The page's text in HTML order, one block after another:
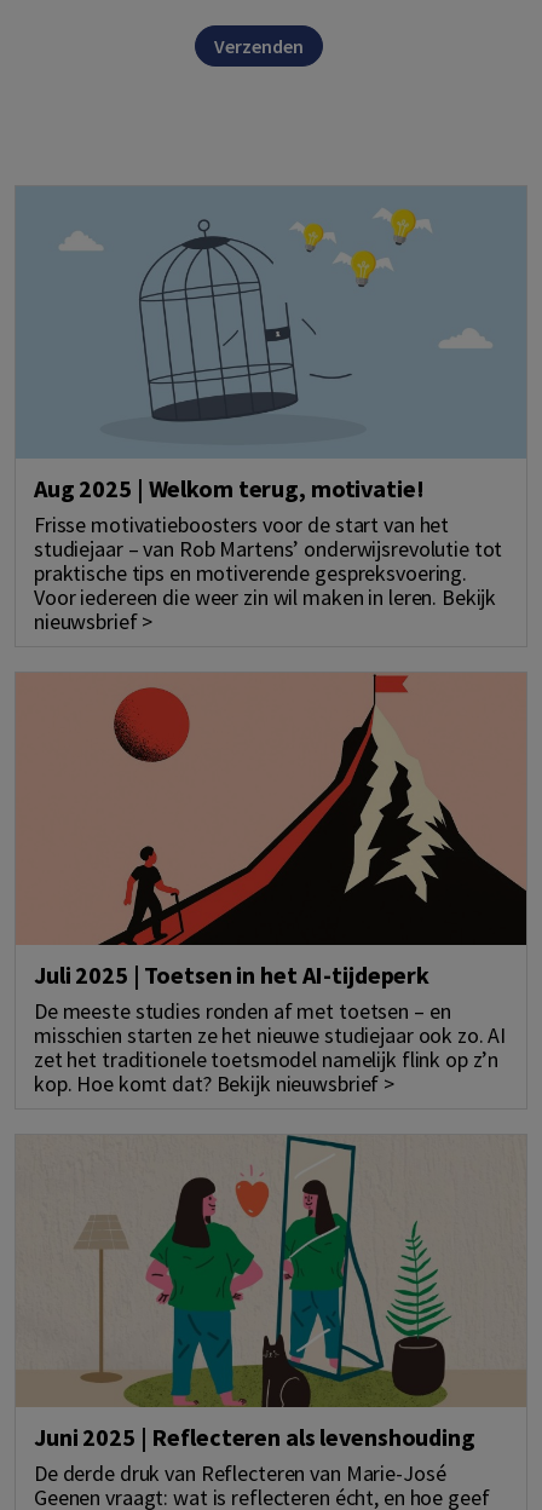
Verzenden
Aug 2025 | Welkom terug, motivatie!
Frisse motivatieboosters voor de start van het
studiejaar – van Rob Martens’ onderwijsrevolutie tot
praktische tips en motiverende gespreksvoering.
Voor iedereen die weer zin wil maken in leren. Bekijk
nieuwsbrief >
Juli 2025 | Toetsen in het AI-tijdeperk
De meeste studies ronden af met toetsen – en
misschien starten ze het nieuwe studiejaar ook zo. AI
zet het traditionele toetsmodel namelijk flink op z’n
kop. Hoe komt dat? Bekijk nieuwsbrief >
Juni 2025 | Reflecteren als levenshouding
De derde druk van Reflecteren van Marie-José
Geenen vraagt: wat is reflecteren écht, en hoe geef